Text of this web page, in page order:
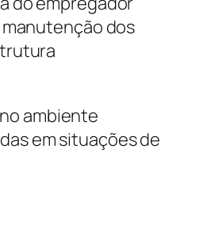
dos
ambiente
em situações de